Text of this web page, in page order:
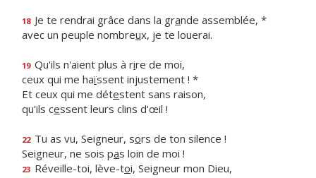
18 Je te rendrai grâce dans la grande assemblée, *
avec un peuple nombreux, je te louerai.
19 Qu'ils n'aient plus à rire de moi,
ceux qui me haïssent injustement ! *
Et ceux qui me détestent sans raison,
qu'ils cessent leurs clins d'œil !
22 Tu as vu, Seigneur, sors de ton silence !
Seigneur, ne sois pas loin de moi !
23 Réveille-toi, lève-toi, Seigneur mon Dieu,